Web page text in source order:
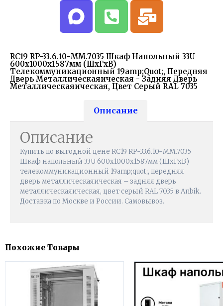
RC19 RP-33.6.10-ММ.7035 Шкаф Напольный 33U
600x1000x1587мм (ШхГхВ)
Телекоммуникационный 19amp;quot;, Передняя
Дверь Металлическаяическая - Задняя Дверь
Металлическаяическая, Цвет Серый RAL 7035
Описание
Описание
Купить по выгодной цене RC19 RP-33.6.10-ММ.7035
Шкаф напольный 33U 600x1000x1587мм (ШхГхВ)
телекоммуникационный 19amp;quot;, передняя
дверь металлическаяическая – задняя дверь
металлическаяическая, цвет серый RAL 7035 в Anbik.
Доставка по Москве и России. Самовывоз.
Похожие Товары